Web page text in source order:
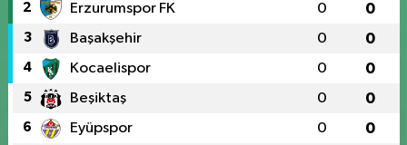
2 Erzurumspor FK 0 0
3 Başakşehir 0 0
4 Kocaelispor 0 0
5 Beşiktaş 0 0
6 Eyüpspor 0 0